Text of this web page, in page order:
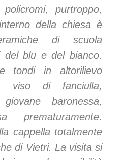
purtroppo,
della chiesa è
di scuola
del blu e del bianco.
tondi in altorilievo
viso di fanciulla,
baronessa,
prematuramente.
cappella totalmente
di Vietri. La visita si